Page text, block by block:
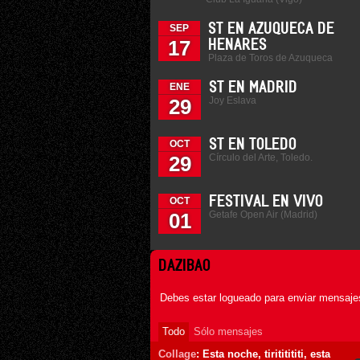
SEP
17
ST EN AZUQUECA DE
HENARES
Plaza de Toros de Azuqueca
ENE
29
ST EN MADRID
Joy Eslava
OCT
29
ST EN TOLEDO
Círculo del Arte, Toledo.
OCT
01
FESTIVAL EN VIVO
Getafe Open Air (Madrid)
DAZIBAO
Debes estar logueado para enviar
Todo
Sólo mensajes
Collage: Esta noche, tirititititi, esta